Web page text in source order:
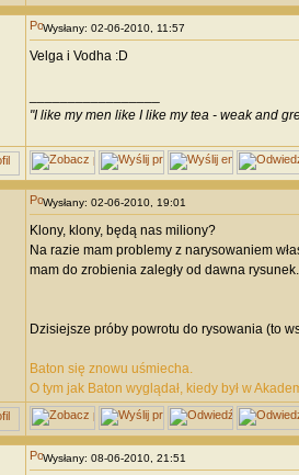
Wysłany: 02-06-2010, 11:57
Velga i Vodha :D
"I like my men like I like my tea - weak and
Wysłany: 02-06-2010, 19:01
Klony, klony, będą nas miliony?
Na razie mam problemy z narysowaniem
mam do zrobienia zaległy od dawna
Dzisiejsze próby powrotu do rysowania (to
Baton się znowu uśmiecha.
O tym jak Baton wyglądał, kiedy był w
Wysłany: 08-06-2010, 21:51